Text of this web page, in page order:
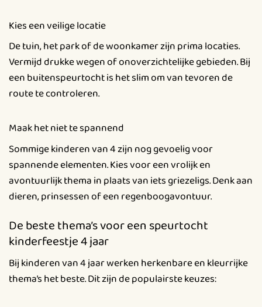
Kies een veilige locatie
De tuin, het park of de woonkamer zijn prima locaties.
Vermijd drukke wegen of onoverzichtelijke gebieden. Bij
een buitenspeurtocht is het slim om van tevoren de
route te controleren.
Maak het niet te spannend
Sommige kinderen van 4 zijn nog gevoelig voor
spannende elementen. Kies voor een vrolijk en
avontuurlijk thema in plaats van iets griezeligs. Denk aan
dieren, prinsessen of een regenboogavontuur.
De beste thema’s voor een speurtocht
kinderfeestje 4 jaar
Bij kinderen van 4 jaar werken herkenbare en kleurrijke
thema’s het beste. Dit zijn de populairste keuzes: